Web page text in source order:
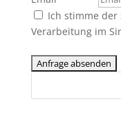
Ich stimme
Verarbeitung im